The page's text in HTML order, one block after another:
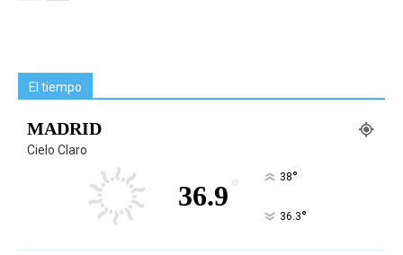
El tiempo
MADRID
Cielo Claro
36.9 ° 38°
36.3°